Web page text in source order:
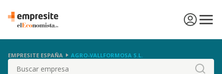
EMPRESITE ESPAÑA AGRO-VALLFORMOSA S.L.
Buscar